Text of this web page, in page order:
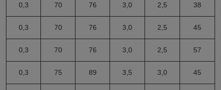
0,3 70 76 3,0 2,5 38
0,3 70 76 3,0 2,5 45
0,3 70 76 3,0 2,5 57
0,3 75 89 3,5 3,0 45